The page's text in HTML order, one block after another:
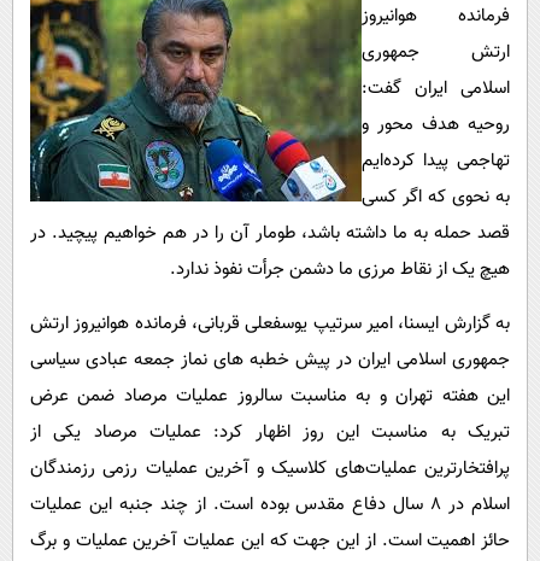
گوناگون
حوادث
محیط زیست
سلامت
فرهنگی
سیاست خارجی
آشپزی
فرمانده هوانیروز
ارتش جمهوری
اسلامی ایران گفت:
روحیه هدف محور و
تهاجمی پیدا کرده‌ایم
به نحوی که اگر کسی
قصد حمله به ما داشته باشد، طومار آن را در هم خواهیم پیچید. در
هیچ یک از نقاط مرزی ما دشمن جرأت نفوذ ندارد.
به گزارش ایسنا، امیر سرتیپ یوسفعلی قربانی، فرمانده هوانیروز ارتش
جمهوری اسلامی ایران در پیش خطبه های نماز جمعه عبادی سیاسی
این هفته تهران و به مناسبت سالروز عملیات مرصاد ضمن عرض
تبریک به مناسبت این روز اظهار کرد: عملیات مرصاد یکی از
پرافتخارترین عملیات‌های کلاسیک و آخرین عملیات رزمی رزمندگان
اسلام در 8 سال دفاع مقدس بوده است. از چند جنبه این عملیات
حائز اهمیت است. از این جهت که این عملیات آخرین عملیات و برگ